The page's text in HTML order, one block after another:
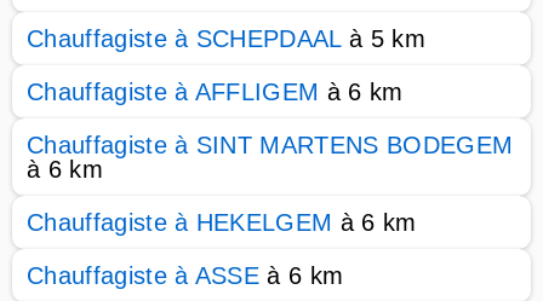
Chauffagiste à SCHEPDAALà 5 km
Chauffagiste à AFFLIGEM à 6 km
Chauffagiste à SINT MARTENS BODEGEM
à 6 km
Chauffagiste à HEKELGEM à 6 km
Chauffagiste à ASSE à 6 km